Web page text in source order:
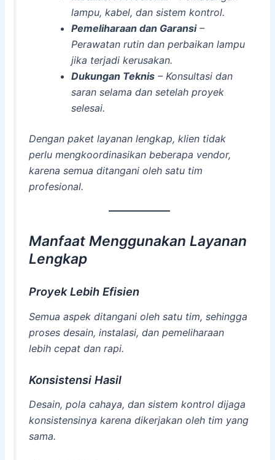
lampu, kabel, dan sistem kontrol.
Pemeliharaan dan Garansi–
Perawatan rutin dan perbaikan lampu
jika terjadi kerusakan.
Dukungan Teknis– Konsultasi dan
saran selama dan setelah proyek
selesai.
Dengan paket layanan lengkap, klien tidak
perlu mengkoordinasikan beberapa vendor,
karena semua ditangani oleh satu tim
profesional.
Manfaat Menggunakan Layanan
Lengkap
Proyek Lebih Efisien
Semua aspek ditangani oleh satu tim, sehingga
proses desain, instalasi, dan pemeliharaan
lebih cepat dan rapi.
Konsistensi Hasil
Desain, pola cahaya, dan sistem kontrol dijaga
konsistensinya karena dikerjakan oleh tim yang
sama.